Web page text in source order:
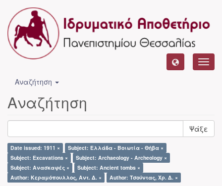
Αναζήτηση
Αναζήτηση
Ψάξε
Date issued: 1911 ×
Subject: Ελλάδα - Βοιωτία - Θήβα ×
Subject: Excavations ×
Subject: Archaeology - Archeology ×
Subject: Ανασκαφές ×
Subject: Ancient tombs ×
Author: Κεραμόπουλλος, Αντ. Δ. ×
Author: Τσούντας, Χρ. Δ. ×